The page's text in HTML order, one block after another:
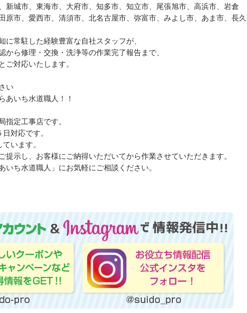
新城市、東海市、大府市、知多市、知立市、尾張旭市、高浜市、岩倉
原市、愛西市、清須市、北名古屋市、弥富市、みよし市、あま市、長久
に常駐した経験豊富な自社スタッフが、
から修理・交換・洗浄等の作業完了報告まで、
ご対応いたします。
い
あいち水道職人！！
指定工事店です。
対応です。
います。
提示し、お客様にご納得いただいてから作業させていただきます。
いち水道職人」にお気軽にご相談ください。